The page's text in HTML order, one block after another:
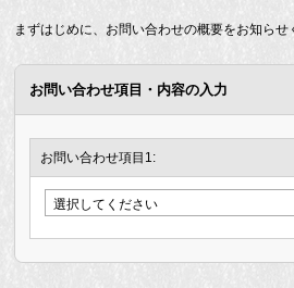
まずはじめに、お問い合わせの概要をお知らせ
お問い合わせ項目・内容の入力
お問い合わせ項目1: